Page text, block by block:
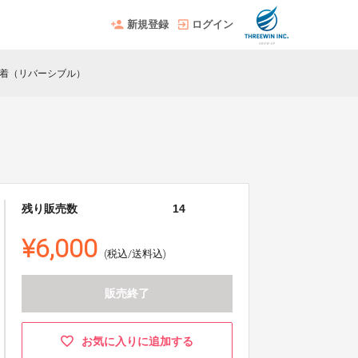
新規登録 ログイン
（リバーシブル）
残り販売数 14
¥6,000 (税込/送料込)
販売終了
お気に入りに追加する